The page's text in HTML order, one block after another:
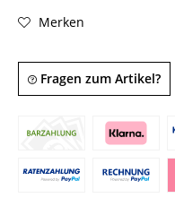
Merken
Fragen zum Artikel?